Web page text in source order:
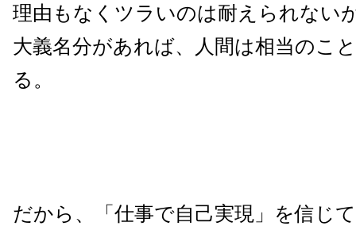
理由もなくツラいのは耐えられない
大義名分があれば、人間は相当のこ
る。
だから、「仕事で自己実現」を信じ